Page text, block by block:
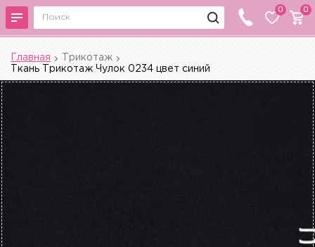
0 0
Главная
Трикотаж
Ткань Трикотаж Чулок 0234 цвет синий